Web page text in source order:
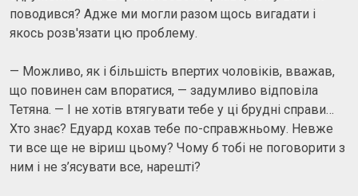
поводився? Адже ми могли разом щось вигадати і
якось розв'язати цю проблему.
— Можливо, як і більшість впертих чоловіків, вважав,
що повинен сам впоратися, — задумливо відповіла
Тетяна. — І не хотів втягувати тебе у ці брудні справи…
Хто знає? Едуард кохав тебе по-справжньому. Невже
ти все ще не віриш цьому? Чому б тобі не поговорити з
ним і не з’ясувати все, нарешті?